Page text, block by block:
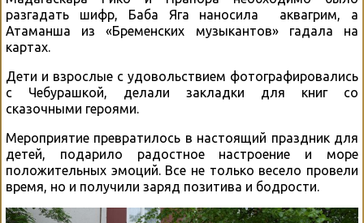
разгадать шифр, Баба Яга наносила аквагрим, а
Атаманша из «Бременских музыкантов» гадала на
картах.
Дети и взрослые с удовольствием фотографировались
с Чебурашкой, делали закладки для книг со
сказочными героями.
Мероприятие превратилось в настоящий праздник для
детей, подарило радостное настроение и море
положительных эмоций. Все не только весело провели
время, но и получили заряд позитива и бодрости.